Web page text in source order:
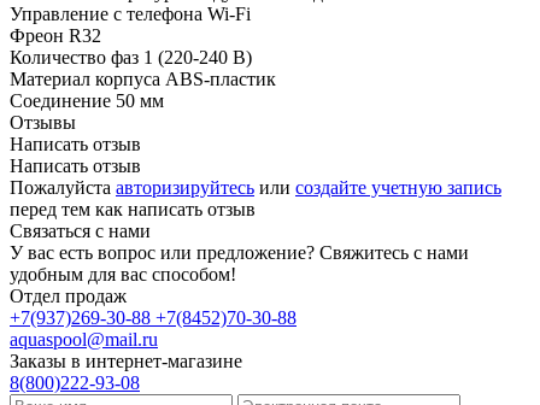
Управление с телефона Wi-Fi
Фреон R32
Количество фаз 1 (220-240 В)
Материал корпуса ABS-пластик
Соединение 50 мм
Отзывы
Написать отзыв
Написать отзыв
Пожалуйста авторизируйтесь или создайте учетную запись
перед тем как написать отзыв
Связаться с нами
У вас есть вопрос или предложение? Свяжитесь с нами
удобным для вас способом!
Отдел продаж
+7(937)269-30-88 +7(8452)70-30-88
aquaspool@mail.ru
Заказы в интернет-магазине
8(800)222-93-08